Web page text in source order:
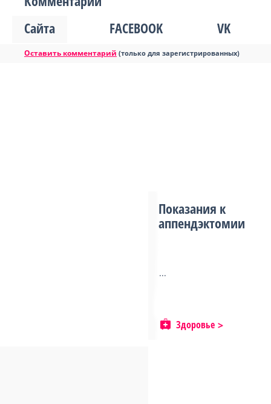
Сайта
FACEBOOK VK
Оставить комментарий (только для зарегистрированных)
Показания к
аппендэктомии
...
Здоровье